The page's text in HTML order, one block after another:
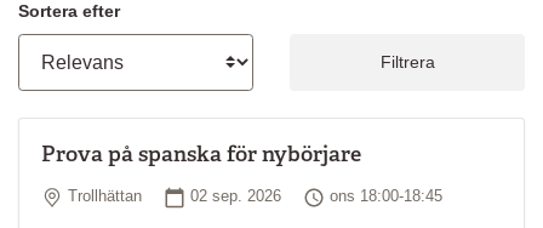
Sortera efter
Filtrera
Prova på spanska för nybörjare
Plats
Trollhättan Startdatum
02 sep. 2026 Tid
ons 18:00-18:45